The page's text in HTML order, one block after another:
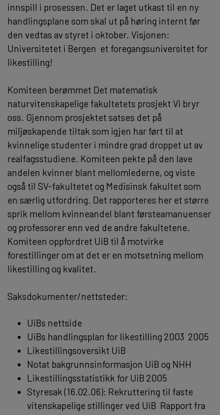
innspill i prosessen. Det er laget utkast til en ny
handlingsplane som skal ut på høring internt før
den vedtas av styret i oktober. Visjonen:
Universitetet i Bergen  et foregangsuniversitet for
likestilling!
Komiteen berømmet Det matematisk
naturvitenskapelige fakultetets prosjekt Vi bryr
oss. Gjennom prosjektet satses det på
miljøskapende tiltak som igjen har ført til at
kvinnelige studenter i mindre grad droppet ut av
realfagsstudiene. Komiteen pekte på den lave
andelen kvinner blant mellomlederne, og viste
også til SV-fakultetet og Medisinsk fakultet som
en særlig utfordring. Det rapporteres her et større
sprik mellom kvinneandel blant førsteamanuenser
og professorer enn ved de andre fakultetene.
Komiteen oppfordret UiB til å motvirke
forestillinger om at det er en motsetning mellom
likestilling og kvalitet.
Saksdokumenter/nettsteder:
UiBs nettside
UiBs handlingsplan for likestilling 2003  2005
Likestillingsoversikt UiB
Notat bakgrunnsinformasjon UiB og NHH
Likestillingsstatistikk for UiB 2005
Styresak (16.02.06): Rekruttering til faste
vitenskapelige stillinger ved UiB  Rapport fra